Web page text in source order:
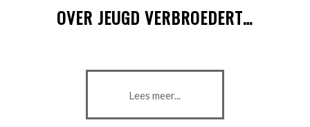
OVER JEUGD VERBROEDERT…
Lees meer...